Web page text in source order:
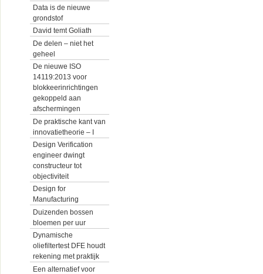
Data is de nieuwe
grondstof
David temt Goliath
De delen – niet het
geheel
De nieuwe ISO
14119:2013 voor
blokkeerinrichtingen
gekoppeld aan
afschermingen
De praktische kant van
innovatietheorie – I
Design Verification
engineer dwingt
constructeur tot
objectiviteit
Design for
Manufacturing
Duizenden bossen
bloemen per uur
Dynamische
oliefiltertest DFE houdt
rekening met praktijk
Een alternatief voor